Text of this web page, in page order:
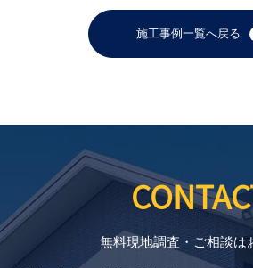
施工事例一覧へ戻る
無料現地調査・ご相談は